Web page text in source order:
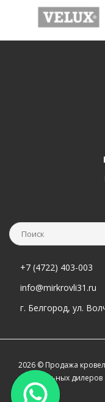
+7 (4722) 403-003
info@mirkrovli31.ru
г. Белгород, ул.
2026 © Продажа
официальных дилеров